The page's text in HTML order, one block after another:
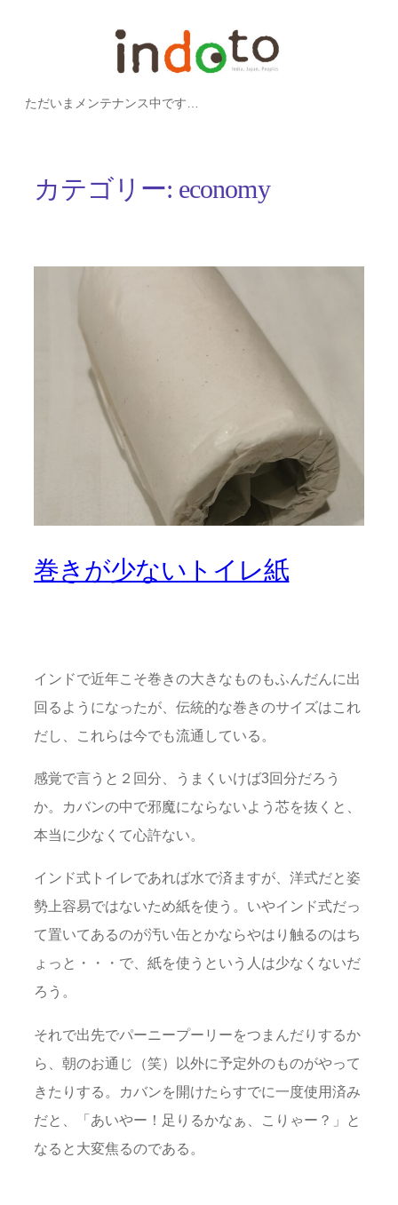
ただいまメンテナンス中です…
カテゴリー: economy
巻きが少ないトイレ紙
インドで近年こそ巻きの大きなものもふんだんに出
回るようになったが、伝統的な巻きのサイズはこれ
だし、これらは今でも流通している。
感覚で言うと２回分、うまくいけば3回分だろう
か。カバンの中で邪魔にならないよう芯を抜くと、
本当に少なくて心許ない。
インド式トイレであれば水で済ますが、洋式だと姿
勢上容易ではないため紙を使う。いやインド式だっ
て置いてあるのが汚い缶とかならやはり触るのはち
ょっと・・・で、紙を使うという人は少なくないだ
ろう。
それで出先でパーニープーリーをつまんだりするか
ら、朝のお通じ（笑）以外に予定外のものがやって
きたりする。カバンを開けたらすでに一度使用済み
だと、「あいやー！足りるかなぁ、こりゃー？」と
なると大変焦るのである。